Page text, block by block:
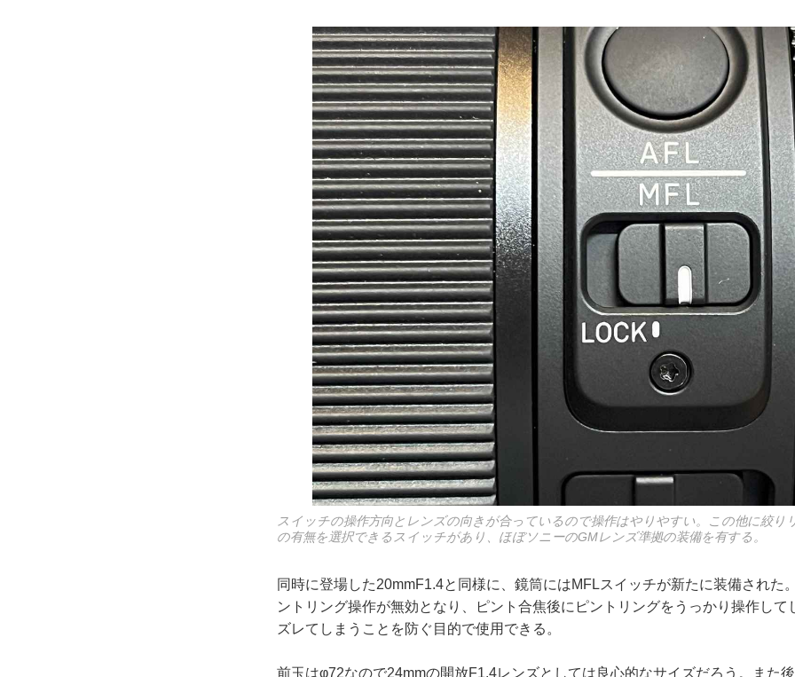
スイッチの操作方向とレンズの向きが合っているので操作はやりやすい。この他に絞り
の有無を選択できるスイッチがあり、ほぼソニーのGMレンズ準拠の装備を有する。
同時に登場した20mmF1.4と同様に、鏡筒にはMFLスイッチが新たに装備された
ントリング操作が無効となり、ピント合焦後にピントリングをうっかり操作して
ズレてしまうことを防ぐ目的で使用できる。
前玉はφ72なので24mmの開放F1.4レンズとしては良心的なサイズだろう。また